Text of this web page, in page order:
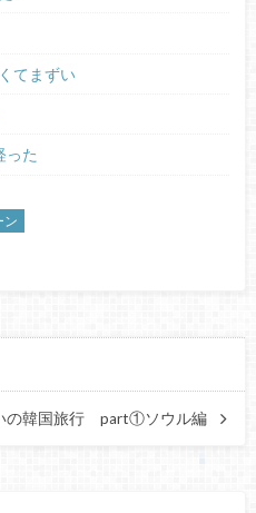
てまずい
った
ン
の韓国旅行 part①ソウル編